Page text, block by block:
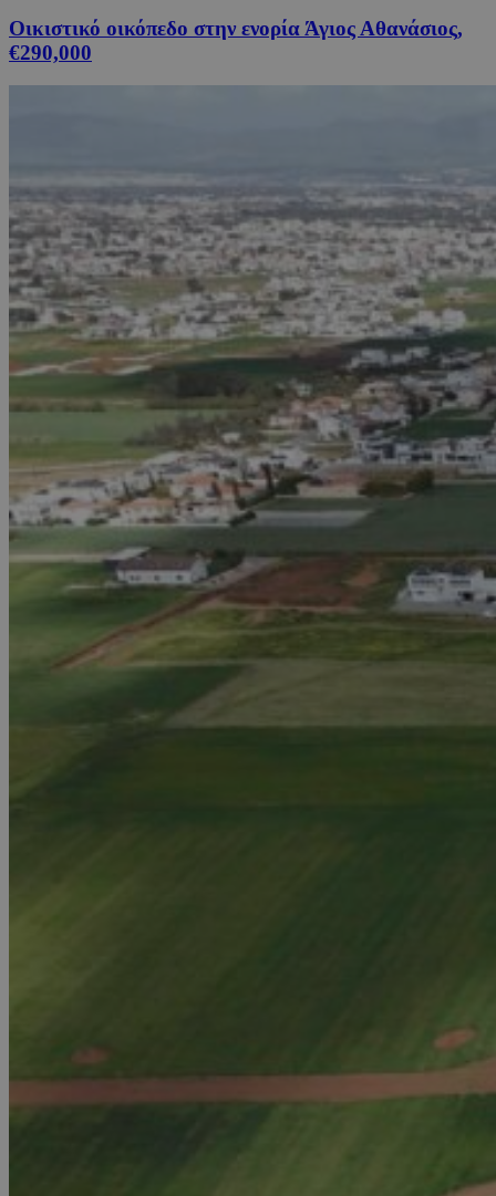
Οικιστικό οικόπεδο στην ενορία Άγιος Αθανάσιος,
€290,000